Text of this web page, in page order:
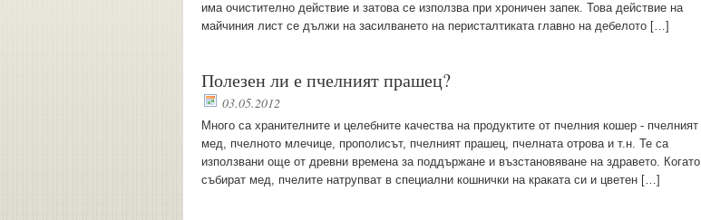
има очистително действие и затова се използва при хроничен запек. Това действие на
майчиния лист се дължи на засилването на перисталтиката главно на дебелото […]
Полезен ли е пчелният прашец?
03.05.2012
Много са хранителните и целебните качества на продуктите от пчелния кошер - пчелният
мед, пчелното млечице, прополисът, пчелният прашец, пчелната отрова и т.н. Те са
използвани още от древни времена за поддържане и възстановяване на здравето. Когато
събират мед, пчелите натрупват в специални кошнички на краката си и цветен […]